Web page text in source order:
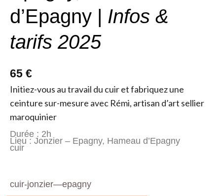
d’Epagny | Infos &
tarifs 2025
65 €
Initiez-vous au travail du cuir et fabriquez une
ceinture sur-mesure avec Rémi, artisan d’art sellier
maroquinier
Durée : 2h
Lieu : Jonzier – Epagny, Hameau d’Epagny
cuir
cuir-jonzier—epagny